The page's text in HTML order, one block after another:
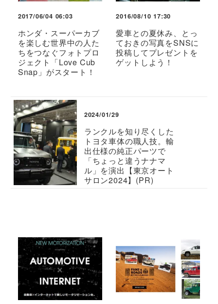
2017/06/04 06:03
ホンダ・スーパーカブ
を楽しむ世界中の人た
ちをつなぐフォトプロ
ジェクト「Love Cub
Snap」がスタート！
2016/08/10 17:30
愛車との夏休み、とっ
ておきの写真をSNSに
投稿してプレゼントを
ゲットしよう！
2024/01/29
ランクルを知り尽くした
トヨタ車体の職人技。輸
出仕様の純正パーツで
「ちょっと違うナナマ
ル」を演出【東京オート
サロン2024】(PR)